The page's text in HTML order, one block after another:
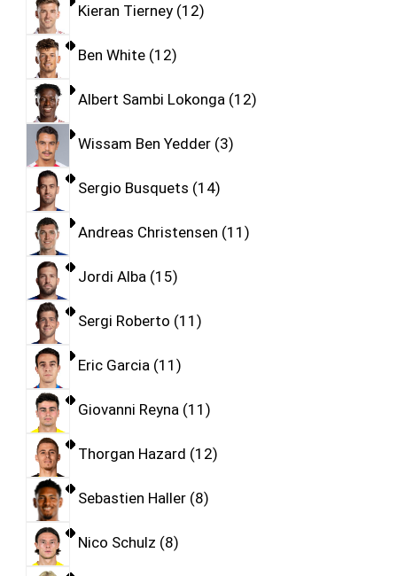
Kieran Tierney 12
Ben White 12
Albert Sambi Lokonga 12
Wissam Ben Yedder 3
Sergio Busquets 14
Andreas Christensen 11
Jordi Alba 15
Sergi Roberto 11
Eric Garcia 11
Giovanni Reyna 11
Thorgan Hazard 12
Sebastien Haller 8
Nico Schulz 8